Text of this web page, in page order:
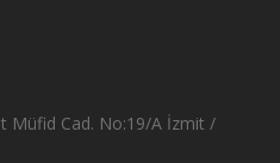
Müfid Cad. No:19/A İzmit /